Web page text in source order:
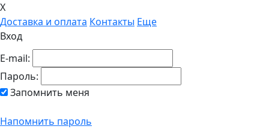
X
Доставка и оплата Контакты Еще
Вход
E-mail:
Пароль:
Запомнить меня
Напомнить пароль